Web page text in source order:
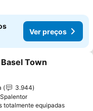
Ver preços
aos favoritos
Town
3.944
totalmente equipadas